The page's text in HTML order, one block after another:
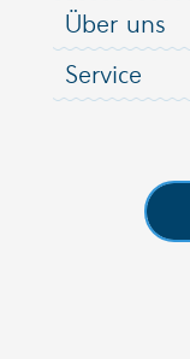
Über uns
Service